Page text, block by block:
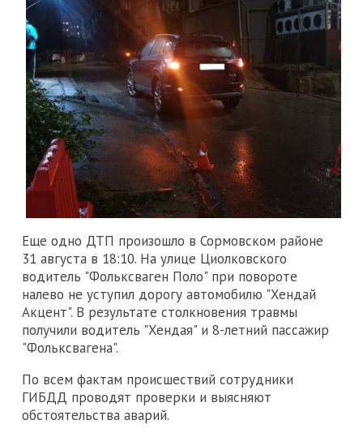
Еще одно ДТП произошло в Сормовском районе
31 августа в 18:10. На улице Циолковского
водитель "Фольксваген Поло" при повороте
налево не уступил дорогу автомобилю "Хендай
Акцент". В результате столкновения травмы
получили водитель "Хендая" и 8-летний пассажир
"Фольксвагена".
По всем фактам происшествий сотрудники
ГИБДД проводят проверки и выясняют
обстоятельства аварий.